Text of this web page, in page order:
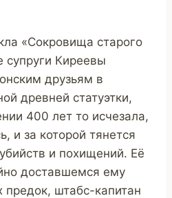
«Сокровища старого
Киреевы
друзьям в
древней статуэтки,
400 лет то исчезала,
и за которой тянется
и похищений. Её
доставшемся ему
предок, штабс-капитан